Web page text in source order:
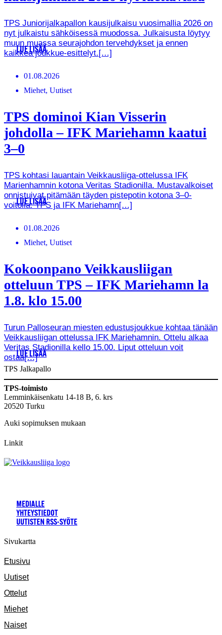
TPS Juniorijalkapallon kausijulkaisu vuosimallia 2026 on
nyt julkaistu sähköisessä muodossa. Julkaisusta löytyy
muun muassa seurajohdon tervehdykset ja ennen
kaikkea joukkue-esittelyt.[…]
LUE LISÄÄ
01.08.2026
Miehet, Uutiset
TPS dominoi Kian Visserin
johdolla – IFK Mariehamn kaatui
3–0
TPS kohtasi lauantain Veikkausliiga-ottelussa IFK
Marienhamnin kotona Veritas Stadionilla. Mustavalkoiset
onnistuivat pitämään täyden pistepotin kotona 3–0-
voitolla. TPS ja IFK Mariehamn[…]
LUE LISÄÄ
01.08.2026
Miehet, Uutiset
Kokoonpano Veikkausliigan
otteluun TPS – IFK Mariehamn la
1.8. klo 15.00
Turun Palloseuran miesten edustusjoukkue kohtaa tänään
Veikkausliigan ottelussa IFK Mariehamnin. Ottelu alkaa
Veritas Stadionilla kello 15.00. Liput otteluun voit
ostaa[…]
LUE LISÄÄ
TPS Jalkapallo
TPS-toimisto
Lemminkäisenkatu 14-18 B, 6. krs
20520 Turku
Auki sopimuksen mukaan
Linkit
MEDIALLE
YHTEYSTIEDOT
UUTISTEN RSS-SYÖTE
Sivukartta
Etusivu
Uutiset
Ottelut
Miehet
Naiset